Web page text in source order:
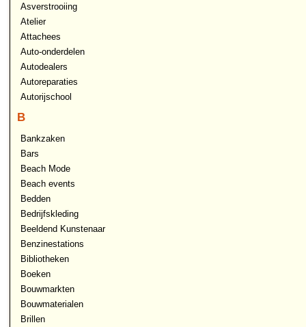
Asverstrooiing
Atelier
Attachees
Auto-onderdelen
Autodealers
Autoreparaties
Autorijschool
B
Bankzaken
Bars
Beach Mode
Beach events
Bedden
Bedrijfskleding
Beeldend Kunstenaar
Benzinestations
Bibliotheken
Boeken
Bouwmarkten
Bouwmaterialen
Brillen